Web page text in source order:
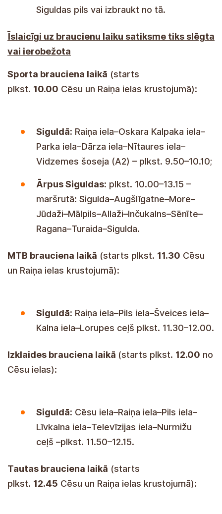
Siguldas pils vai izbraukt no tā.
Īslaicīgi uz braucienu laiku satiksme tiks slēgta
vai ierobežota
Sporta brauciena laikā (starts
plkst. 10.00 Cēsu un Raiņa ielas krustojumā):
Siguldā: Raiņa iela–Oskara Kalpaka iela–
Parka iela–Dārza iela–Nītaures iela–
Vidzemes šoseja (A2) – plkst. 9.50–10.10;
Ārpus Siguldas: plkst. 10.00–13.15 –
maršrutā: Sigulda–Augšlīgatne–More–
Jūdaži–Mālpils–Allaži–Inčukalns–Sēnīte–
Ragana–Turaida–Sigulda.
MTB brauciena laikā (starts plkst. 11.30 Cēsu
un Raiņa ielas krustojumā):
Siguldā: Raiņa iela–Pils iela–Šveices iela–
Kalna iela–Lorupes ceļš plkst. 11.30–12.00.
Izklaides brauciena laikā (starts plkst. 12.00 no
Cēsu ielas):
Siguldā: Cēsu iela–Raiņa iela–Pils iela–
Līvkalna iela–Televīzijas iela–Nurmižu
ceļš –plkst. 11.50–12.15.
Tautas brauciena laikā (starts
plkst. 12.45 Cēsu un Raiņa ielas krustojumā):